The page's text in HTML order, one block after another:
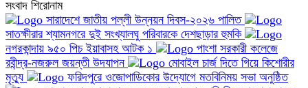
সংবাদ শিরোনাম
সারাদেশে জাতীয় পল্লী উন্নয়ন দিবস-২০২৬ পালিত
সাতক্ষীরার শ্যামনগরে দুই সংখ্যালঘু পরিবারকে দেশছাড়ার হুমকি
নগরকান্দায় ৯৫০ পিচ ইয়াবাসহ আটক ১
পাংশা সরকারী কলেজে
রবীন্দ্র-নজরুল জয়ন্তী উদযাপন
মোবাইল চার্জ দিতে গিয়ে কিশোরীর
মৃত্যু
ফরিদপুরে ওজোপাডিকোর উদ্যোগে মতবিনিময় সভা অনুষ্ঠিত